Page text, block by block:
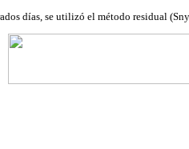
días, se utilizó el método residual